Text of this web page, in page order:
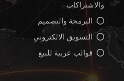
والاشتراكات
البرمجة والتصميم
التسويق الالكتروني
قوالب عربية للبيع